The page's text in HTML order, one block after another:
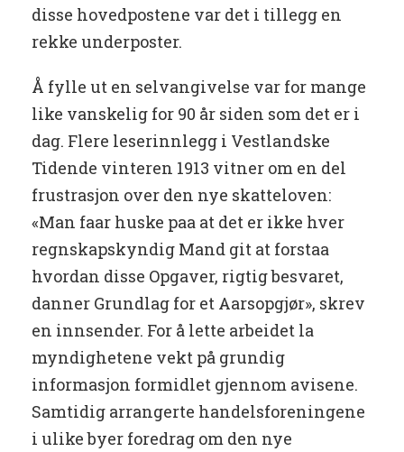
disse hovedpostene var det i tillegg en
rekke underposter.
Å fylle ut en selvangivelse var for mange
like vanskelig for 90 år siden som det er i
dag. Flere leserinnlegg i Vestlandske
Tidende vinteren 1913 vitner om en del
frustrasjon over den nye skatteloven:
«Man faar huske paa at det er ikke hver
regnskapskyndig Mand git at forstaa
hvordan disse Opgaver, rigtig besvaret,
danner Grundlag for et Aarsopgjør», skrev
en innsender. For å lette arbeidet la
myndighetene vekt på grundig
informasjon formidlet gjennom avisene.
Samtidig arrangerte handelsforeningene
i ulike byer foredrag om den nye